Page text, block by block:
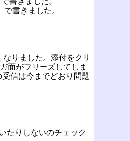
書きました。
りました。添付をクリ
面がフリーズしてしま
信は今までどおり問題
たりしないのチェック